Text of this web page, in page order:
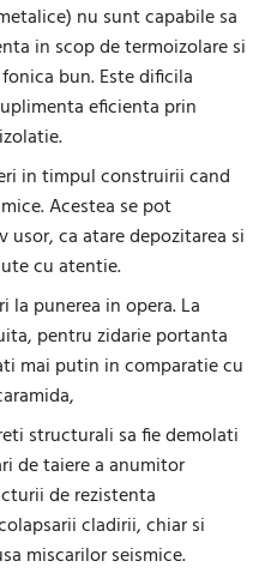
nu sunt capabile sa
in scop de termoizolare si
bun. Este dificila
eficienta prin
in timpul construirii cand
Acestea se pot
ca atare depozitarea si
cu atentie.
la punerea in opera. La
pentru zidarie portanta
mai putin in comparatie cu
structurali sa fie demolati
de taiere a anumitor
de rezistenta
cladirii, chiar si
miscarilor seismice.